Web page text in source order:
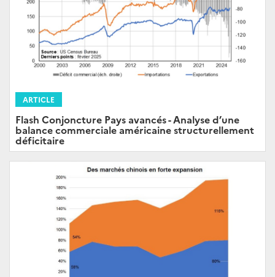
ARTICLE
Flash Conjoncture Pays avancés - Analyse d’une
balance commerciale américaine structurellement
déficitaire